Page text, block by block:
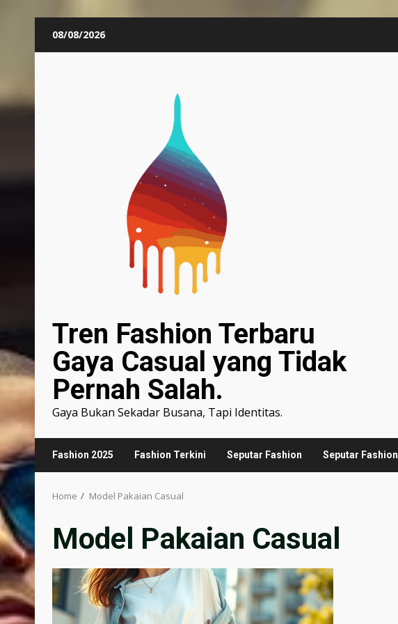
08/08/2026
Tren Fashion Terbaru
Gaya Casual yang Tidak
Pernah Salah.
Gaya Bukan Sekadar Busana, Tapi Identitas.
Fashion 2025 Fashion Terkini Seputar Fashion Seputar Fashion
Home Model Pakaian Casual
Model Pakaian Casual